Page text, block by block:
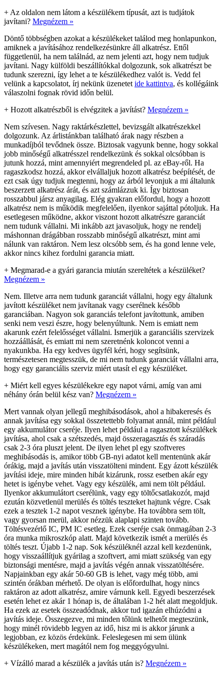
+ Az oldalon nem látom a készülékem típusát, azt is tudjátok
javítani? Megnézem »
Döntő többségben azokat a készülékeket találod meg honlapunkon,
amiknek a javításához rendelkezésünkre áll alkatrész. Ettől
függetlenül, ha nem találnád, az nem jelenti azt, hogy nem tudjuk
javítani. Nagy külföldi beszállítókkal dolgozunk, sok alkatrészt be
tudunk szerezni, így lehet a te készülékedhez valót is. Vedd fel
velünk a kapcsolatot, írj nekünk üzenetet ide kattintva, és kollégáink
válaszolni fognak rövid időn belül.
+ Hozott alkatrészből is elvégzitek a javítást? Megnézem »
Nem szívesen. Nagy raktárkészlettel, bevizsgált alkatrészekkel
dolgozunk. Az árlistánkban található árak nagy részben a
munkadíjból tevődnek össze. Biztosak vagyunk benne, hogy sokkal
jobb minőségű alkatrésszel rendelkezünk és sokkal olcsóbban is
jutunk hozzá, mint amennyiért megrendeled pl. az eBay-ről. Ha
ragaszkodsz hozzá, akkor elvállaljuk hozott alkatrész beépítését, de
ezt csak úgy tudjuk megtenni, hogy az árból levonjuk a mi általunk
beszerzett alkatrész árát, és azt számlázzuk ki. Így biztosan
rosszabbul jársz anyagilag. Elég gyakran előfordul, hogy a hozott
alkatrész nem is működik megfelelően, ilyenkor sajáttal pótoljuk. Ha
esetlegesen működne, akkor viszont hozott alkatrészre garanciát
nem tudunk vállalni. Mi inkább azt javasoljuk, hogy ne rendelj
máshonnan drágábban rosszabb minőségű alkatrészt, mint ami
nálunk van raktáron. Nem lesz olcsóbb sem, és ha gond lenne vele,
akkor nincs kihez fordulni garancia miatt.
+ Megmarad-e a gyári garancia miután szereltétek a készüléket?
Megnézem »
Nem. Illetve arra nem tudunk garanciát vállalni, hogy egy általunk
javított készüléket nem javítanak vagy cserélnek később
garanciában. Nagyon sok garanciás telefont javítottunk, amiben
senki nem veszi észre, hogy belenyúltunk. Nem is emiatt nem
akarunk ezért felelősséget vállalni. Ismerjük a garanciális szervizek
hozzáállását, és emiatt mi nem szeretnénk koloncot venni a
nyakunkba. Ha egy kedves ügyfél kéri, hogy segítsünk,
természetesen megtesszük, de mi nem tudunk garanciát vállalni arra,
hogy egy garanciális szerviz miért utasít el egy készüléket.
+ Miért kell egyes készülékekre egy napot várni, amíg van ami
néhány órán belül kész van? Megnézem »
Mert vannak olyan jellegű meghibásodások, ahol a hibakeresés és
annak javítása egy sokkal összetettebb folyamat annál, mint például
egy akkumulátor cseréje. Ilyen lehet például a ragasztott készülékek
javítása, ahol csak a szétszedés, majd összeragasztás és száradás
csak 2-3 óra pluszt jelent. De ilyen lehet pl egy szoftveres
meghibásodás is, amikor több GB-nyi adatot kell mentenünk akár
órákig, majd a javítás után visszatölteni mindent. Egy ázott készülék
javítási ideje, mire minden hibát kizárunk, rossz esetben akár egy
hetet is igénybe vehet. Vagy egy készülék, ami nem tölt például.
Ilyenkor akkumulátort cserélünk, vagy egy töltőcsatlakozót, majd
ezután közvetlenül merülés és töltés teszteket hajtunk végre. Csak
ezek a tesztek 1-2 napot vesznek igénybe. Ha továbbra sem tölt,
vagy gyorsan merül, akkor nézzük alaplapi szinten tovább.
Töltésvezérlő IC, PM IC esetleg. Ezek cseréje csak önmagában 2-3
óra munka mikroszkóp alatt. Majd következik ismét a merülés és
töltés teszt. Újabb 1-2 nap. Sok készüléknél azzal kell kezdenünk,
hogy visszaállítjuk gyárilag a szoftvert, ami miatt szükség van egy
biztonsági mentésre, majd a javítás végén annak visszatöltésére.
Napjainkban egy akár 50-60 GB is lehet, vagy még több, ami
szintén órákban mérhető. De olyan is előfordulhat, hogy nincs
raktáron az adott alkatrész, amire várnunk kell. Egyedi beszerzések
esetén lehet ez akár 1 hónap is, de általában 1-2 hét alatt megoldjuk.
Ha ezek az esetek összeadódnak, akkor tud igazán elhúzódni a
javítás ideje. Összegezve, mi minden tőlünk telhetőt megteszünk,
hogy minél rövidebb legyen az idő, hisz mi is akkor járunk a
legjobban, ez közös érdekünk. Feleslegesen mi sem ülünk
készülékeken, mert magától nem fog meggyógyulni.
+ Vízálló marad a készülék a javítás után is? Megnézem »